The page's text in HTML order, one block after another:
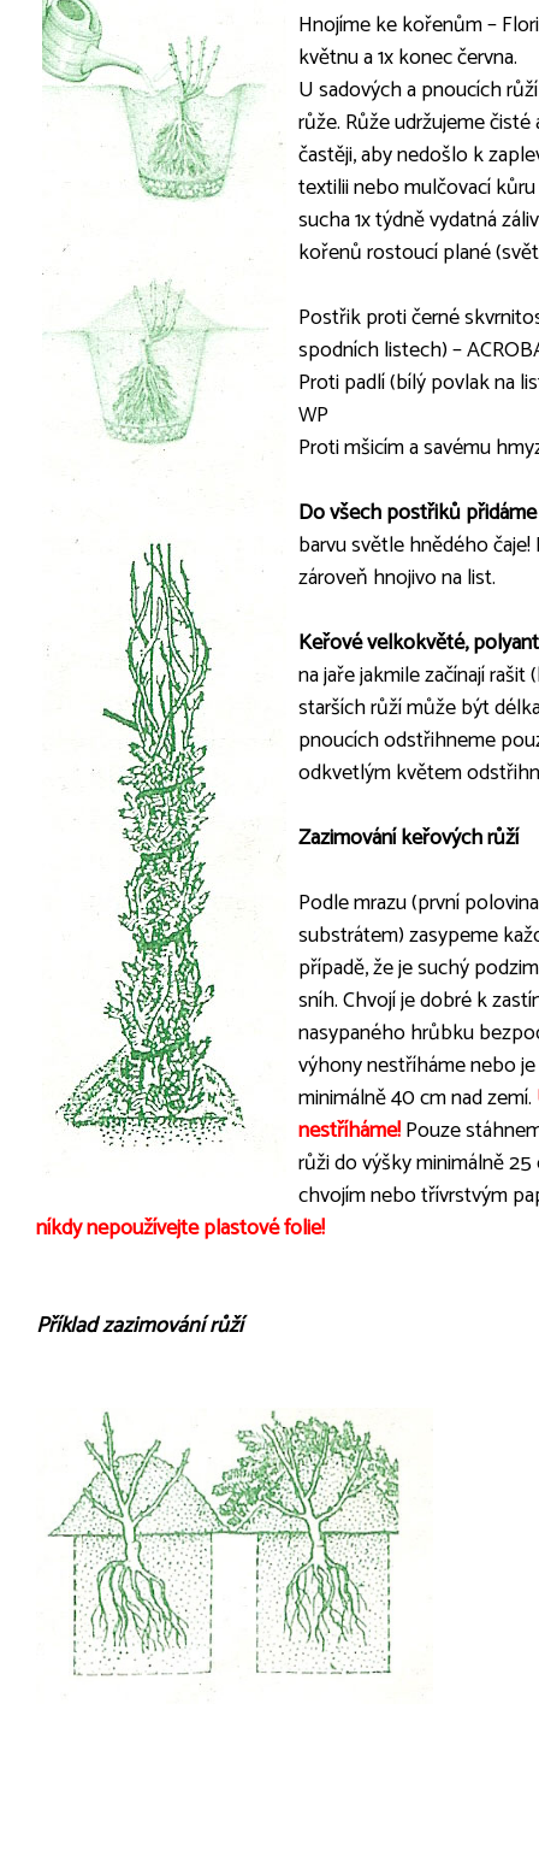
Hnojíme ke kořenům –
květnu a 1x konec června.
U sadových a pnoucích
růže. Růže udržujeme
častěji, aby nedošlo k
textilii nebo mulčovací
sucha 1x týdně vydatná
kořenů rostoucí plané
Postřik proti černé
spodních listech) –
Proti padlí (bílý povlak na
WP
Proti mšicím a savému
Do všech postřiků
barvu světle hnědého
zároveň hnojivo na list.
Keřové velkokvěté,
na jaře jakmile začínají rašit
starších růží může být
pnoucích odstřihneme
odkvetlým květem
Zazimování keřových růží
Podle mrazu (první
substrátem) zasypeme
případě, že je suchý
sníh. Chvojí je dobré k
nasypaného hrůbku
výhony nestříháme nebo
minimálně 40 cm nad zemí.
nestříháme!Pouze
růži do výšky minimálně
chvojím nebo třívrstvým
níkdy nepoužívejte plastové folie!
Příklad zazimování růží